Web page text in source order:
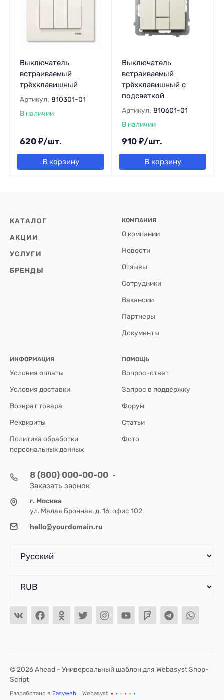
Выключатель
встраиваемый
трёхклавишный
Артикул: 810301-01
В наличии
620 ₽/шт.
В корзину
Выключатель
встраиваемый
трёхклавишный с
подсветкой
Артикул: 810601-01
В наличии
910 ₽/шт.
В корзину
КАТАЛОГ
АКЦИИ
УСЛУГИ
БРЕНДЫ
КОМПАНИЯ
О компании
Новости
Отзывы
Сотрудники
Вакансии
Партнеры
Документы
ИНФОРМАЦИЯ
Условия оплаты
Условия доставки
Возврат товара
Реквизиты
Политика обработки
персональных данных
ПОМОЩЬ
Вопрос-ответ
Запрос в поддержку
Форум
Статьи
Фото
8 (800) 000-00-00
Заказать звонок
г. Москва
ул. Малая Бронная, д. 16, офис 102
hello@yourdomain.ru
© 2026 Ahead - Универсальный шаблон для Webasyst Shop-
Script
Разработано в Easyweb Webasyst